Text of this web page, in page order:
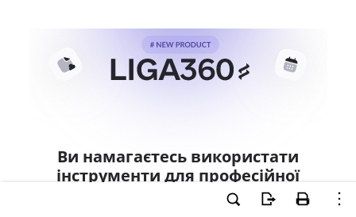
Ви намагаєтесь використати
інструменти для професійної
роботи з документом.